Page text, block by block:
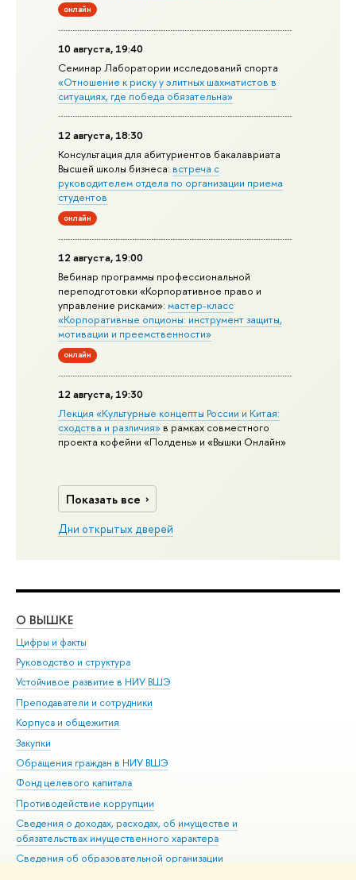
онлайн
10 августа, 19:40
Семинар Лаборатории исследований спорта
«Отношение к риску у элитных шахматистов в
ситуациях, где победа обязательна»
12 августа, 18:30
Консультация для абитуриентов бакалавриата
Высшей школы бизнеса: встреча с
руководителем отдела по организации приема
студентов
онлайн
12 августа, 19:00
Вебинар программы профессиональной
переподготовки «Корпоративное право и
управление рисками»:мастер-класс
«Корпоративные опционы: инструмент защиты,
мотивации и преемственности»
онлайн
12 августа, 19:30
Лекция «Культурные концепты России и Китая:
сходства и различия» в рамках совместного
проекта кофейни «Полдень» и «Вышки Онлайн»
Показать все
Дни открытых дверей
О ВЫШКЕ
Цифры и факты
Руководство и структура
Устойчивое развитие в НИУ ВШЭ
Преподаватели и сотрудники
Корпуса и общежития
Закупки
Обращения граждан в НИУ ВШЭ
Фонд целевого капитала
Противодействие коррупции
Сведения о доходах, расходах, об имуществе и
обязательствах имущественного характера
Сведения об образовательной организации